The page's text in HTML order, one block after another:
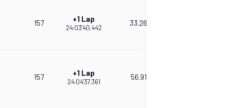
157 +1 Lap
24:03'40.442
33.264
157 +1 Lap
24:04'37.361
56.919